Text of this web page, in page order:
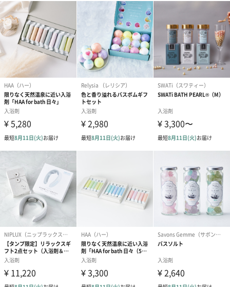
ご使用上／安
全上の注意
<バスソルト>
●肌に異常が生じていないかよく注意して使用する。肌
に合わない時は使用をやめる。
●使用中や使用した肌に直射日光が当たる等で、赤み、
はれ、かゆみ、刺激、色抜け(白斑等)や黒ずみ等の異
常があらわれた時は、直ちに使用を中止し、皮膚科専
門医等に指示を仰ぎ、本品持参の上診察を受ける。
●体調不良時や肌に異常がある時は使用しない。
●飲食不可。誤飲注意。
●目に入った場合は直ちに洗い流す。
●異常が見られた場合は医師に相談の上診察を受ける。
●使用時は滑りや転倒に注意する。
●用法・用量を守り、用途以外には使用しない。
●色素がつく恐れあり。使用後はすぐに浴槽等を洗い流
●変色・変質の恐れあり。大理石、ステンレス、木製の
浴槽等に使用しない。
等では使用しない。
●残り湯は洗濯に使用しない。
●タオル・衣類等についた場合はすぐに洗う。
●使用後はキャップをしっかりしめる。
●変色・変質・色抜けの恐れあり。高温多湿や直射日光
を避け、お子様やペットの手の届かない所で使用・保
●開封後は早めに使い切る。※成分由来の黒い粒が見ら
れる場合がありますが身体には影響ありません。※誤
飲防止の為、苦味成分を配合しています。
<スプーン>
●スプーンは食器ではないので食品に使用しない。
●本来の用途以外では使用しない。